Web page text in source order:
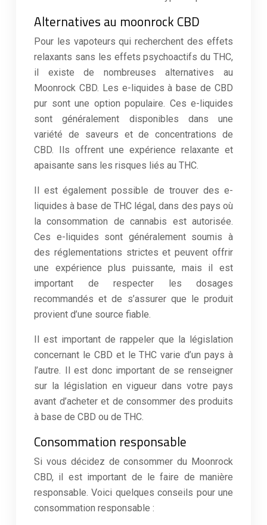
Alternatives au moonrock CBD
Pour les vapoteurs qui recherchent des effets
relaxants sans les effets psychoactifs du THC,
il existe de nombreuses alternatives au
Moonrock CBD. Les e-liquides à base de CBD
pur sont une option populaire. Ces e-liquides
sont généralement disponibles dans une
variété de saveurs et de concentrations de
CBD. Ils offrent une expérience relaxante et
apaisante sans les risques liés au THC.
Il est également possible de trouver des e-
liquides à base de THC légal, dans des pays où
la consommation de cannabis est autorisée.
Ces e-liquides sont généralement soumis à
des réglementations strictes et peuvent offrir
une expérience plus puissante, mais il est
important de respecter les dosages
recommandés et de s’assurer que le produit
provient d’une source fiable.
Il est important de rappeler que la législation
concernant le CBD et le THC varie d’un pays à
l’autre. Il est donc important de se renseigner
sur la législation en vigueur dans votre pays
avant d’acheter et de consommer des produits
à base de CBD ou de THC.
Consommation responsable
Si vous décidez de consommer du Moonrock
CBD, il est important de le faire de manière
responsable. Voici quelques conseils pour une
consommation responsable :